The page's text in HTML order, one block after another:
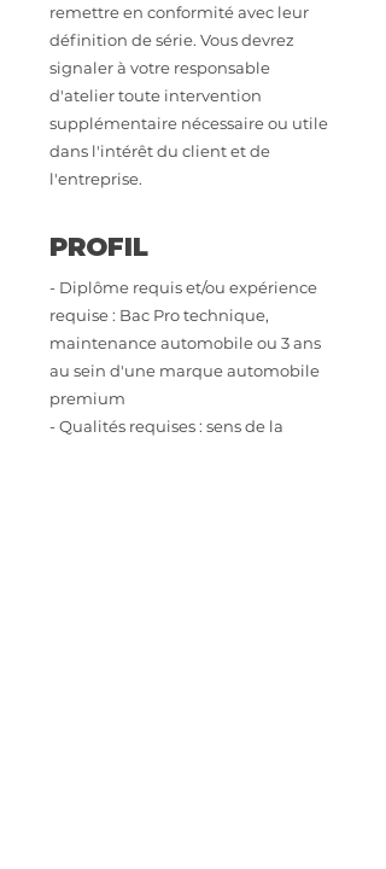
remettre en conformité avec leur
définition de série. Vous devrez
signaler à votre responsable
d'atelier toute intervention
supplémentaire nécessaire ou utile
dans l'intérêt du client et de
l'entreprise.
PROFIL
- Diplôme requis et/ou expérience
requise : Bac Pro technique,
maintenance automobile ou 3 ans
au sein d'une marque automobile
premium
- Qualités requises : sens de la